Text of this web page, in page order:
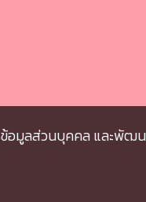
ข้อมูลส่วนบุคคล และพัฒ